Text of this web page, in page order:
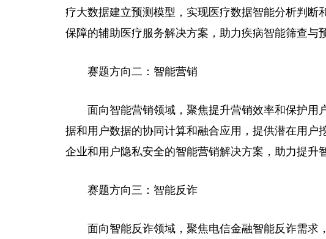
疗大数据建立预测模型，实现医疗数据智能分析判断
保障的辅助医疗服务解决方案，助力疾病智能筛查与
赛题方向二：智能营销
面向智能营销领域，聚焦提升营销效率和保护用
据和用户数据的协同计算和融合应用，提供潜在用户
企业和用户隐私安全的智能营销解决方案，助力提升
赛题方向三：智能反诈
面向智能反诈领域，聚焦电信金融智能反诈需求